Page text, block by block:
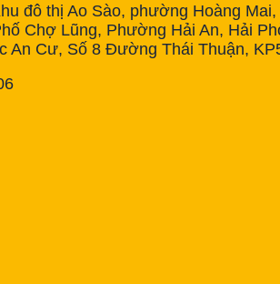
đô thị Ao Sào, phường Hoàng
Chợ Lũng, Phường Hải An, Hải
An Cư, Số 8 Đường Thái Thuận,